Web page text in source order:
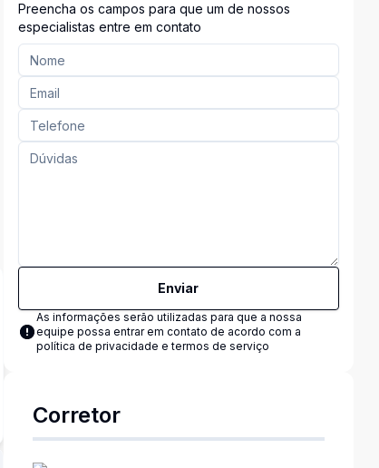
Preencha os campos para que um de nossos
especialistas entre em contato
Enviar
As informações serão utilizadas para que a nossa
equipe possa entrar em contato de acordo com a
política de privacidade e termos de serviço
Corretor